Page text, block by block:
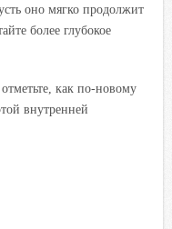
оно мягко продолжит
более глубокое
как по-новому
внутренней